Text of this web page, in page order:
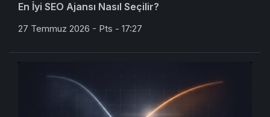
En İyi SEO Ajansı Nasıl Seçilir?
27 Temmuz 2026 - Pts - 17:27